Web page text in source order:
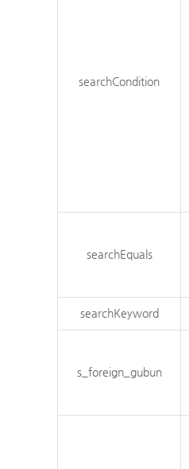
searchCondition
searchEquals
searchKeyword
s_foreign_gubun